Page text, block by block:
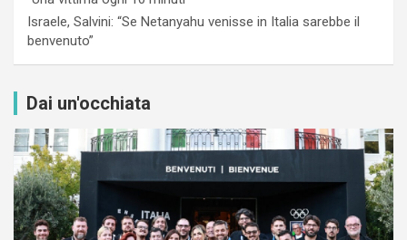
Israele, Salvini: “Se Netanyahu venisse in Italia sarebbe il
benvenuto”
Dai un'occhiata